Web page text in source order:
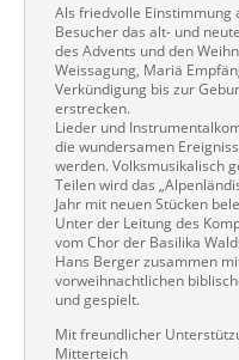
Als friedvolle Einstimmung
Besucher das alt- und
des Advents und den
Weissagung, Mariä
Verkündigung bis zur
erstrecken.
Lieder und
die wundersamen
werden. Volksmusikalisch
Teilen wird das
Jahr mit neuen Stücken
Unter der Leitung des
vom Chor der Basilika
Hans Berger zusammen
vorweihnachtlichen
und gespielt.
Mit freundlicher
Mitterteich